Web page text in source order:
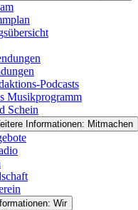
Podcasts
Musikprogramm
Schein
Informationen: Mitmachen
Wir